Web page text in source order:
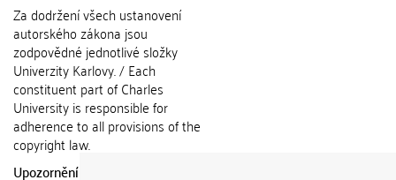
Za dodržení všech ustanovení
autorského zákona jsou
zodpovědné jednotlivé složky
Univerzity Karlovy. / Each
constituent part of Charles
University is responsible for
adherence to all provisions of the
copyright law.
Upozornění / Notice: